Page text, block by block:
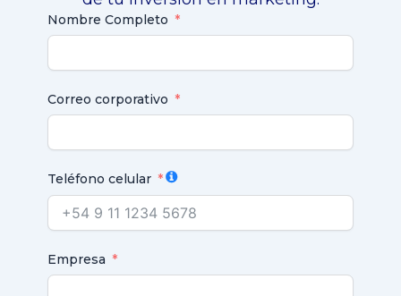
Nombre Completo
Correo corporativo
Teléfono celular
Empresa